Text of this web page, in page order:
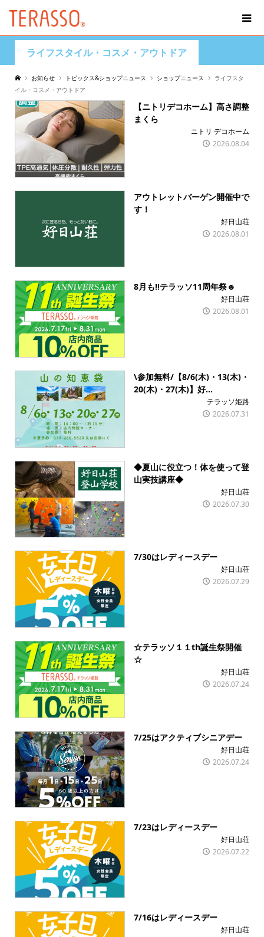
ライフスタイル・コスメ・アウトドア
お知らせ トピックス&ショップニュース ショップニュース
ライフスタ
イル・コスメ・アウトドア
【ニトリデコホーム】高さ調整
まくら
ニトリ デコホーム
2026.08.04
アウトレットバーゲン開催中で
す！
好日山荘
2026.08.01
8月も!!テラッソ11周年祭☻
好日山荘
2026.08.01
\参加無料/【8/6(木)・13(木)・
20(木)・27(木)】好...
テラッソ姫路
2026.07.31
◆夏山に役立つ！体を使って登
山実技講座◆
好日山荘
2026.07.30
7/30はレディースデー
好日山荘
2026.07.29
☆テラッソ１１th誕生祭開催
☆
好日山荘
2026.07.24
7/25はアクティブシニアデー
好日山荘
2026.07.24
7/23はレディースデー
好日山荘
2026.07.22
7/16はレディースデー
好日山荘